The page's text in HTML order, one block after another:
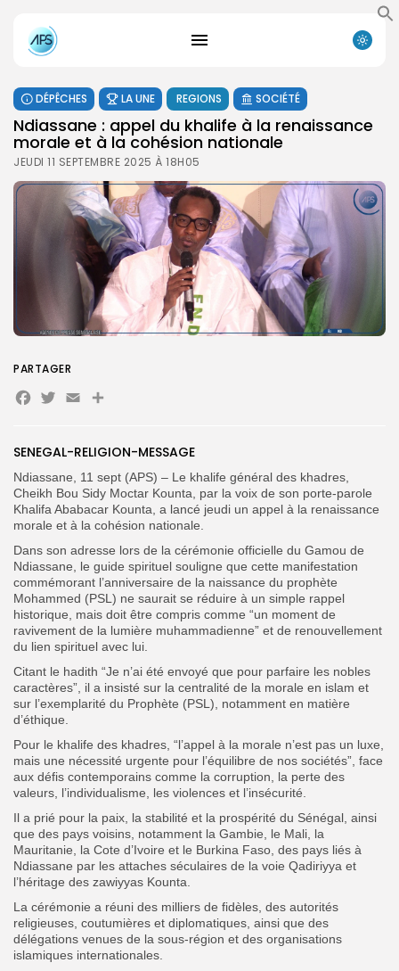
Search
for:
Search
Button
FR
DÉPÊCHES LA UNE REGIONS SOCIÉTÉ
Ndiassane : appel du khalife à la renaissance
morale et à la cohésion nationale
JEUDI 11 SEPTEMBRE 2025 À 18H05
SENEGAL-RELIGION-MESSAGE
Ndiassane, 11 sept (APS) – Le khalife général des khadres,
Cheikh Bou Sidy Moctar Kounta, par la voix de son porte-parole
Khalifa Ababacar Kounta, a lancé jeudi un appel à la renaissance
morale et à la cohésion nationale.
Dans son adresse lors de la cérémonie officielle du Gamou de
Ndiassane, le guide spirituel souligne que cette manifestation
commémorant l’anniversaire de la naissance du prophète
Mohammed (PSL) ne saurait se réduire à un simple rappel
historique, mais doit être compris comme “un moment de
ravivement de la lumière muhammadienne” et de renouvellement
du lien spirituel avec lui.
Citant le hadith “Je n’ai été envoyé que pour parfaire les nobles
caractères”, il a insisté sur la centralité de la morale en islam et
sur l’exemplarité du Prophète (PSL), notamment en matière
d’éthique.
Pour le khalife des khadres, “l’appel à la morale n’est pas un luxe,
mais une nécessité urgente pour l’équilibre de nos sociétés”, face
aux défis contemporains comme la corruption, la perte des
valeurs, l’individualisme, les violences et l’insécurité.
Il a prié pour la paix, la stabilité et la prospérité du Sénégal, ainsi
que des pays voisins, notamment la Gambie, le Mali, la
Mauritanie, la Cote d’Ivoire et le Burkina Faso, des pays liés à
Ndiassane par les attaches séculaires de la voie Qadiriyya et
l’héritage des zawiyyas Kounta.
La cérémonie a réuni des milliers de fidèles, des autorités
religieuses, coutumières et diplomatiques, ainsi que des
délégations venues de la sous-région et des organisations
islamiques internationales.
PARTAGER
Facebook
Twitter
EmailPartager